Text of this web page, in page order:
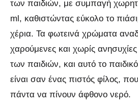
των παιδιών, με συμπαγή
ml, καθιστώντας εύκολο το
χέρια. Τα φωτεινά χρώματα
χαρούμενες και χωρίς
των παιδιών, και αυτό το
είναι σαν ένας πιστός φίλος,
πάντα να πίνουν άφθονο νερό.